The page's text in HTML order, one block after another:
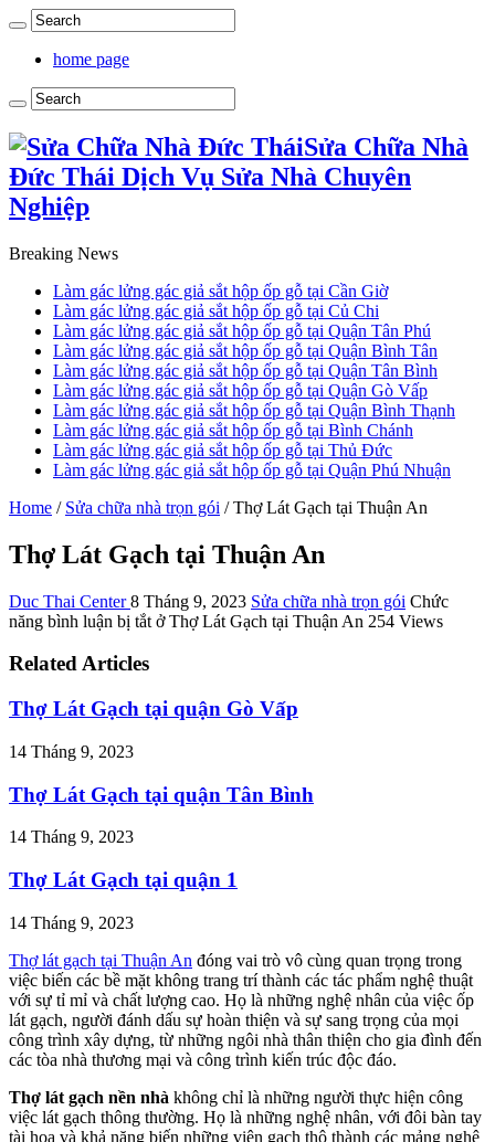
home page
Sửa Chữa Nhà
Đức Thái Dịch Vụ Sửa Nhà Chuyên
Nghiệp
Breaking News
Làm gác lửng gác giả sắt hộp ốp gỗ tại Cần Giờ
Làm gác lửng gác giả sắt hộp ốp gỗ tại Củ Chi
Làm gác lửng gác giả sắt hộp ốp gỗ tại Quận Tân Phú
Làm gác lửng gác giả sắt hộp ốp gỗ tại Quận Bình Tân
Làm gác lửng gác giả sắt hộp ốp gỗ tại Quận Tân Bình
Làm gác lửng gác giả sắt hộp ốp gỗ tại Quận Gò Vấp
Làm gác lửng gác giả sắt hộp ốp gỗ tại Quận Bình Thạnh
Làm gác lửng gác giả sắt hộp ốp gỗ tại Bình Chánh
Làm gác lửng gác giả sắt hộp ốp gỗ tại Thủ Đức
Làm gác lửng gác giả sắt hộp ốp gỗ tại Quận Phú Nhuận
Home / Sửa chữa nhà trọn gói / Thợ Lát Gạch tại Thuận An
Thợ Lát Gạch tại Thuận An
Duc Thai Center8 Tháng 9, 2023 Sửa chữa nhà trọn gói Chức
năng bình luận bị tắt ở Thợ Lát Gạch tại Thuận An 254 Views
Related Articles
Thợ Lát Gạch tại quận Gò Vấp
14 Tháng 9, 2023
Thợ Lát Gạch tại quận Tân Bình
14 Tháng 9, 2023
Thợ Lát Gạch tại quận 1
14 Tháng 9, 2023
Thợ lát gạch tại Thuận An đóng vai trò vô cùng quan trọng trong
việc biến các bề mặt không trang trí thành các tác phẩm nghệ thuật
với sự tỉ mỉ và chất lượng cao. Họ là những nghệ nhân của việc ốp
lát gạch, người đánh dấu sự hoàn thiện và sự sang trọng của mọi
công trình xây dựng, từ những ngôi nhà thân thiện cho gia đình đến
các tòa nhà thương mại và công trình kiến trúc độc đáo.
Thợ lát gạch nền nhà không chỉ là những người thực hiện công
việc lát gạch thông thường. Họ là những nghệ nhân, với đôi bàn tay
tài hoa và khả năng biến những viên gạch thô thành các mảng nghệ